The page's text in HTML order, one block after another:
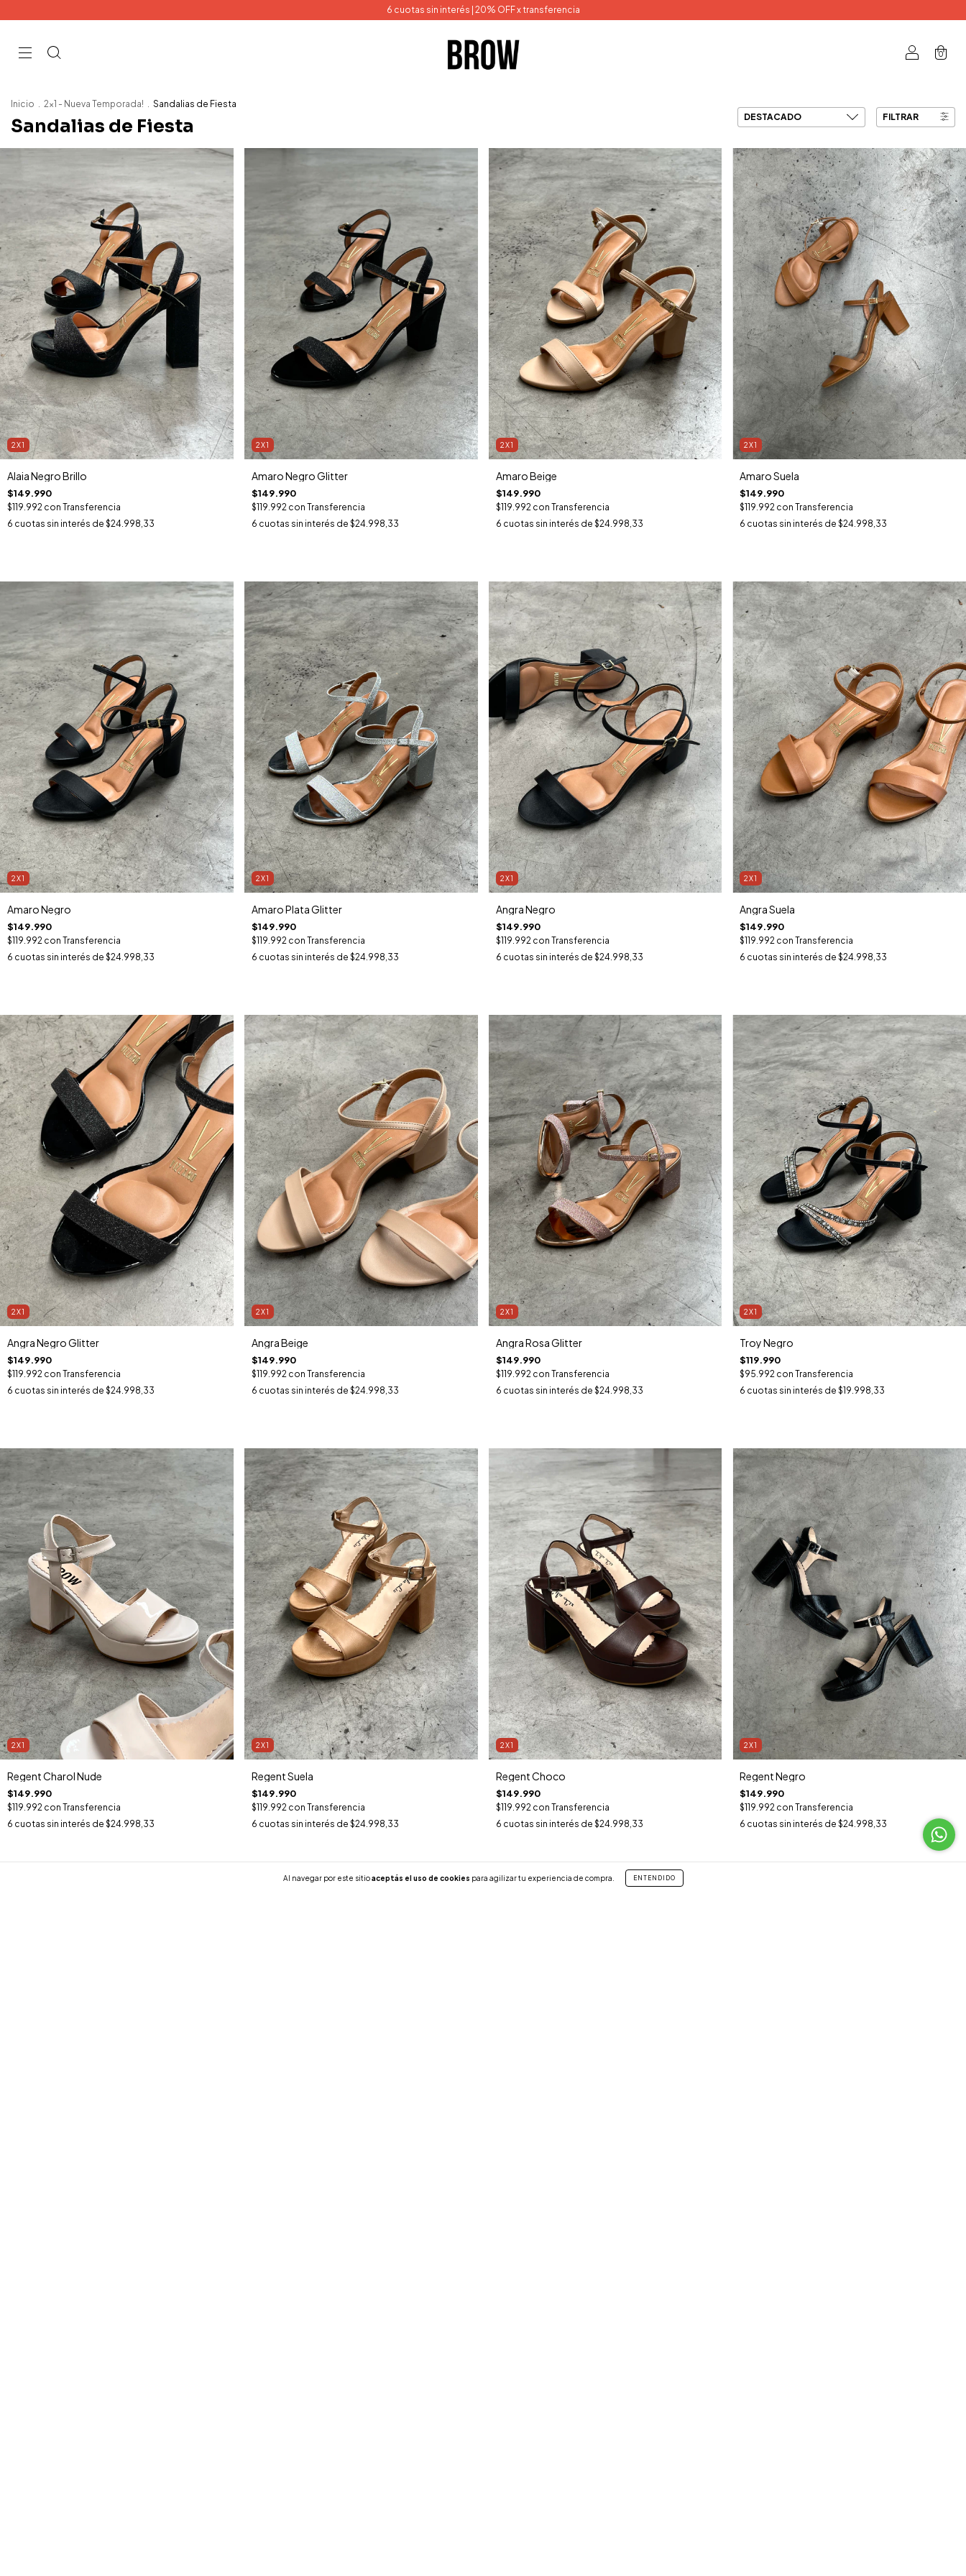
6 cuotas sin interés | 20% OFF x transferencia
0
Al navegar por este sitioaceptás el uso de cookies para agilizar tu experiencia de compra. ENTENDIDO
Inicio . 2x1 - Nueva Temporada! . Sandalias de Fiesta
Sandalias de Fiesta FILTRAR
2X1
Alaia Negro Brillo
$149.990
$119.992 con Transferencia
6 cuotas sin interés de $24.998,33
2X1
Amaro Negro Glitter
$149.990
$119.992 con Transferencia
6 cuotas sin interés de $24.998,33
2X1
Amaro Beige
$149.990
$119.992 con Transferencia
6 cuotas sin interés de $24.998,33
2X1
Amaro Suela
$149.990
$119.992 con Transferencia
6 cuotas sin interés de$24.998,33
2X1
Amaro Negro
$149.990
$119.992 con Transferencia
6 cuotas sin interés de $24.998,33
2X1
Amaro Plata Glitter
$149.990
$119.992 con Transferencia
6 cuotas sin interés de $24.998,33
2X1
Angra Negro
$149.990
$119.992 con Transferencia
6 cuotas sin interés de $24.998,33
2X1
Angra Suela
$149.990
$119.992 con Transferencia
6 cuotas sin interés de$24.998,33
2X1
Angra Negro Glitter
$149.990
$119.992 con Transferencia
6 cuotas sin interés de $24.998,33
2X1
Angra Beige
$149.990
$119.992 con Transferencia
6 cuotas sin interés de $24.998,33
2X1
Angra Rosa Glitter
$149.990
$119.992 con Transferencia
6 cuotas sin interés de $24.998,33
2X1
Troy Negro
$119.990
$95.992 con Transferencia
6 cuotas sin interés de$19.998,33
2X1
Regent Charol Nude
$149.990
$119.992 con Transferencia
6 cuotas sin interés de $24.998,33
2X1
Regent Suela
$149.990
$119.992 con Transferencia
6 cuotas sin interés de $24.998,33
2X1
Regent Choco
$149.990
$119.992 con Transferencia
6 cuotas sin interés de $24.998,33
2X1
Regent Negro
$149.990
$119.992 con Transferencia
6 cuotas sin interés de$24.998,33